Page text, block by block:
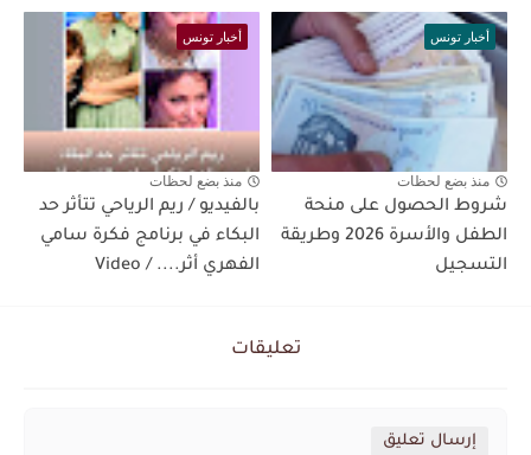
أخبار تونس
منذ بضع لحظات
شروط الحصول على منحة
الطفل والأسرة 2026 وطريقة
التسجيل
أخبار تونس
منذ بضع لحظات
بالفيديو / ريم الرياحي تتأثر حد
البكاء في برنامج فكرة سامي
الفهري أثر.... / Video
تعليقات
إرسال تعليق